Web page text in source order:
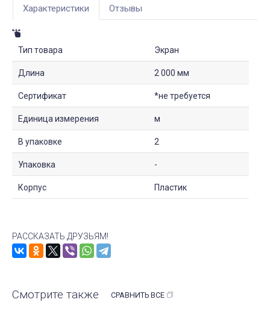
Характеристики Отзывы
Тип товара Экран
Длина 2 000 мм
Сертификат *не требуется
Единица измерения м
В упаковке 2
Упаковка -
Корпус Пластик
РАССКАЗАТЬ ДРУЗЬЯМ!
Смотрите также СРАВНИТЬ ВСЕ